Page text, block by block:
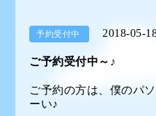
予約受付中 2018-05-
ご予約受付中～♪
ご予約の方は、僕のパ
ーい♪